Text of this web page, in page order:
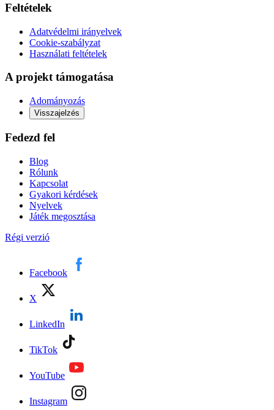
Feltételek
Adatvédelmi irányelvek
Cookie-szabályzat
Használati feltételek
A projekt támogatása
Adományozás
Visszajelzés
Fedezd fel
Blog
Rólunk
Kapcsolat
Gyakori kérdések
Nyelvek
Játék megosztása
Régi verzió
Facebook
X
LinkedIn
TikTok
YouTube
Instagram